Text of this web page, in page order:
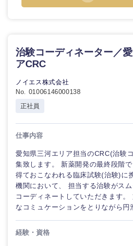
技術職
（IT）、
Webサー
ビス・制
作、ゲー
ム
（モノづ
くり）
金融専門
職
メ
デ
カ
ル
メディカル
不動産専門職
事務職
その他
IT・通信
WEBサービス
広告・宣伝・印刷
マスメディア
エンターテイメント
関東地方
千葉県
神奈川県
完全週休2日制
治験コーディネーター／
アCRC
ノイエス株式会社
No. 01006146000138
正社員
仕事内容
愛知県三河エリア担当のCRC(治験
集致します。 新薬開発の最終段階
得ておこなわれる臨床試験(治験)に
機関において、 担当する治験がス
コーディネートしていただきます
なコミュケーションをとりながら円
経験・資格